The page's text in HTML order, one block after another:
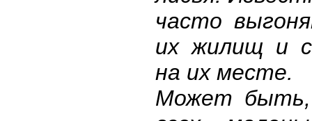
часто
их жилищ и
на их месте.
Может быть,